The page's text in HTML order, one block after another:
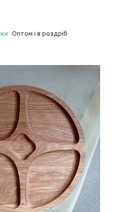
Оптом і в роздріб